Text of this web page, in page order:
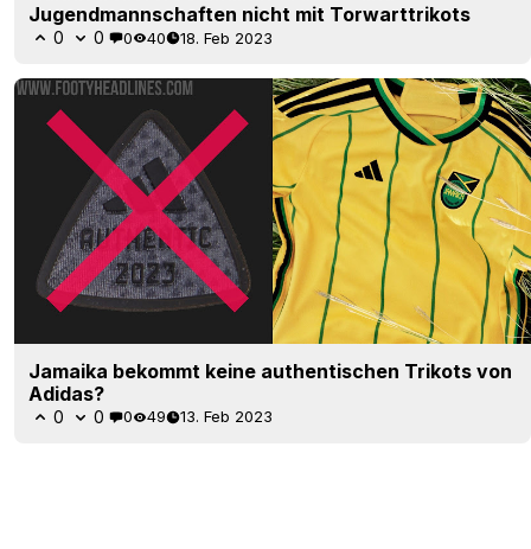
Jugendmannschaften nicht mit Torwarttrikots
0 0 0 40 18. Feb 2023
Jamaika bekommt keine authentischen Trikots von
Adidas?
0 0 0 49 13. Feb 2023